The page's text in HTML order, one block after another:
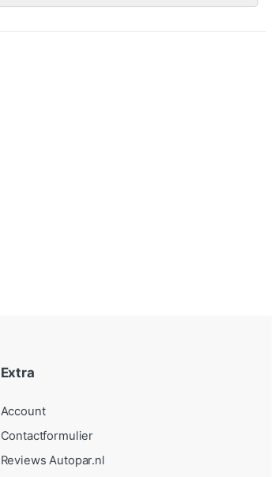
Extra
Account
Contactformulier
Reviews Autopar.nl